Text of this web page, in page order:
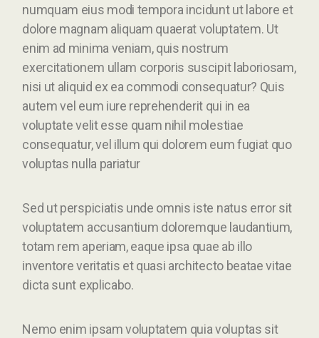
numquam eius modi tempora incidunt ut labore et
dolore magnam aliquam quaerat voluptatem. Ut
enim ad minima veniam, quis nostrum
exercitationem ullam corporis suscipit laboriosam,
nisi ut aliquid ex ea commodi consequatur? Quis
autem vel eum iure reprehenderit qui in ea
voluptate velit esse quam nihil molestiae
consequatur, vel illum qui dolorem eum fugiat quo
voluptas nulla pariatur
Sed ut perspiciatis unde omnis iste natus error sit
voluptatem accusantium doloremque laudantium,
totam rem aperiam, eaque ipsa quae ab illo
inventore veritatis et quasi architecto beatae vitae
dicta sunt explicabo.
Nemo enim ipsam voluptatem quia voluptas sit